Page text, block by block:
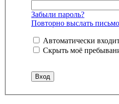
Забыли пароль?
Повторно выслать
Автоматически
Скрыть моё